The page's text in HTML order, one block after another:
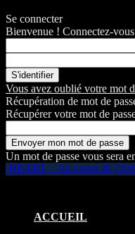
Se connecter
Bienvenue ! Connectez-
Vous avez oublié votre mot
Récupération de mot de
Récupérer votre mot de
Un mot de passe vous sera
HEART – Au coeur de l'Art
ACCUEIL